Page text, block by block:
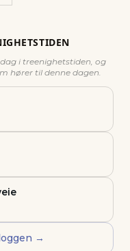
i treenighetstiden, og
hører til denne dagen.
→